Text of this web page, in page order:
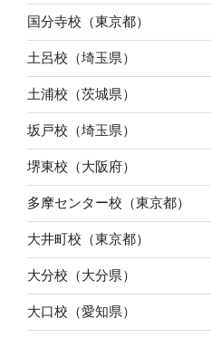
国分寺校（東京都）
土呂校（埼玉県）
土浦校（茨城県）
坂戸校（埼玉県）
堺東校（大阪府）
多摩センター校（東京都）
大井町校（東京都）
大分校（大分県）
大口校（愛知県）